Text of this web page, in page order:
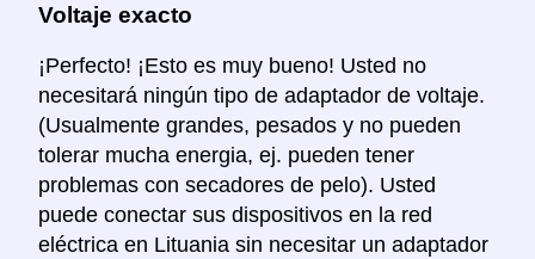
Voltaje exacto
¡Perfecto! ¡Esto es muy bueno! Usted no
necesitará ningún tipo de adaptador de voltaje.
(Usualmente grandes, pesados y no pueden
tolerar mucha energia, ej. pueden tener
problemas con secadores de pelo). Usted
puede conectar sus dispositivos en la red
eléctrica en Lituania sin necesitar un adaptador